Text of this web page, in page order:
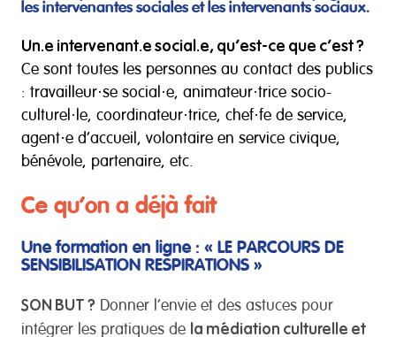
les intervenantes sociales et les intervenants sociaux.
Un.e intervenant.e social.e, qu’est-ce que c’est ?
Ce sont toutes les personnes au contact des publics
: travailleur·se social·e, animateur·trice socio-
culturel·le, coordinateur·trice, chef·fe de service,
agent·e d’accueil, volontaire en service civique,
bénévole, partenaire, etc.
Ce qu’on a déjà fait
Une formation en ligne : « LE PARCOURS DE
SENSIBILISATION RESPIRATIONS »
SON BUT ? Donner l’envie et des astuces pour
intégrer les pratiques de la médiation culturelle et